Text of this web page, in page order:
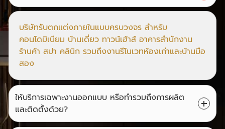
บริษัทรับตกแต่งภายในแบบครบวงจร สำหรับ
คอนโดมิเนียม บ้านเดี่ยว ทาวน์เฮ้าส์ อาคารสำนักงาน
ร้านค้า สปา คลินิก รวมถึงงานรีโนเวทห้องเก่าและบ้านมือ
สอง
ให้บริการเฉพาะงานออกแบบ หรือทำรวมถึงการผลิต
และติดตั้งด้วย?